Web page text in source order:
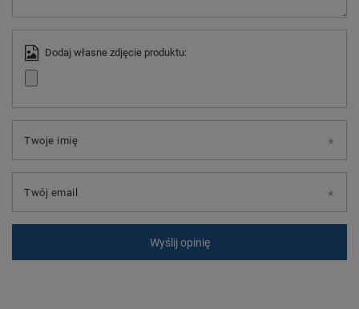
Dodaj własne zdjęcie produktu:
Twoje imię
Twój email
Wyślij opinię